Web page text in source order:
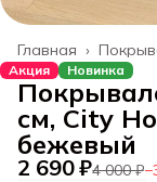
Главная ›
Акция Новинка
см, City
бежевый
2 690 ₽4 000 ₽−